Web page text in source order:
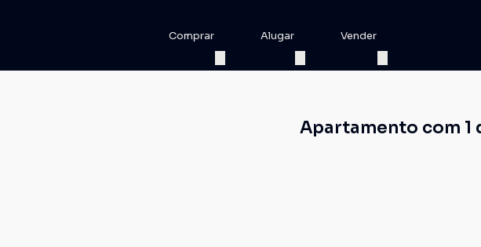
Vender
Alugar
Comprar
Apartamento com 1